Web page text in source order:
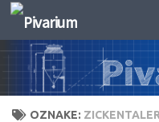
Skip to content
OZNAKE: ZICKENTALER